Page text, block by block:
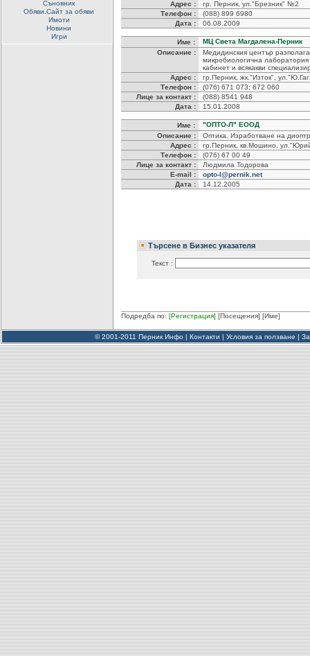
Съновник
Обяви.Сайт за обяви
Имоти
Новини
Игри
Адрес :
гр. Перник, ул."Брезник" №2
Телефон :
(088) 899 6980
Дата :
06.08.2009
Име :
МЦ Света Магдалена-Перник
Описание :
Медидинския център
микробиологична
кабинет и всякакви
Адрес :
гр.Перник, жк."Изток",
Телефон :
(076) 671 073; 672 060
Лице за контакт :
(088) 8541 948
Дата :
15.01.2008
Име :
"ОПТО-Л" ЕООД
Описание :
Оптика. Изработване на
Адрес :
гр.Перник, кв.Мошино,
Телефон :
(076) 67 00 49
Лице за контакт :
Людмила Тодорова
E-mail :
opto-l@pernik.net
Дата :
14.12.2005
Търсене в Бизнес указателя
Текст :
Подредба по: [Регистрация] [Посещения] [Име]
© 2001-2011 Перник Инфо | Контакти | Условия за ползване |